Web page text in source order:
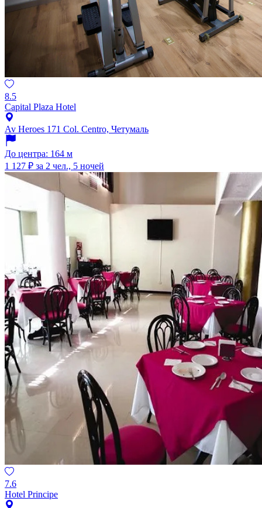
8.5
Capital Plaza Hotel
Av Heroes 171 Col. Centro, Четумаль
До центра: 164 м
1 127 ₽ за 2 чел., 5 ночей
7.6
Hotel Principe